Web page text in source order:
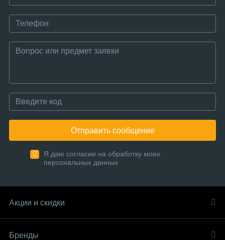
Отправить сообщение
Я даю согласие на обработку моих
персональных данных
Акции и скидки
Бренды